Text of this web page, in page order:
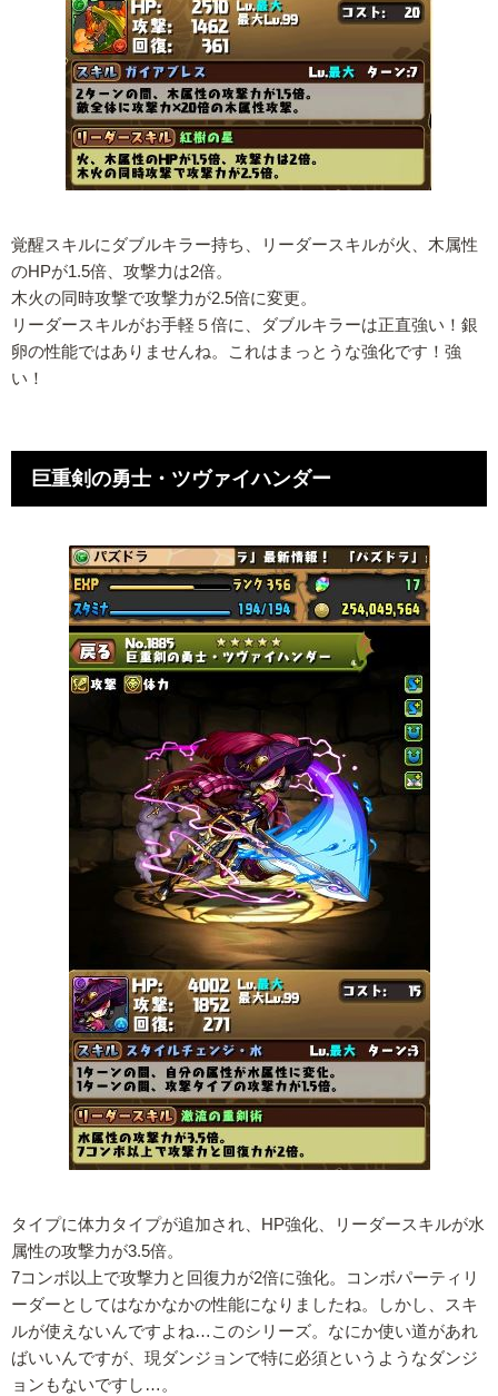
覚醒スキルにダブルキラー持ち、リーダースキルが火、木属性
のHPが1.5倍、攻撃力は2倍。
木火の同時攻撃で攻撃力が2.5倍に変更。
リーダースキルがお手軽５倍に、ダブルキラーは正直強い！銀
卵の性能ではありませんね。これはまっとうな強化です！強
い！
巨重剣の勇士・ツヴァイハンダー
タイプに体力タイプが追加され、HP強化、リーダースキルが水
属性の攻撃力が3.5倍。
7コンボ以上で攻撃力と回復力が2倍に強化。コンボパーティリ
ーダーとしてはなかなかの性能になりましたね。しかし、スキ
ルが使えないんですよね…このシリーズ。なにか使い道があれ
ばいいんですが、現ダンジョンで特に必須というようなダンジ
ョンもないですし…。